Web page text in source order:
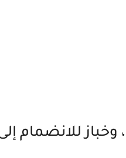
للانضمام إلى